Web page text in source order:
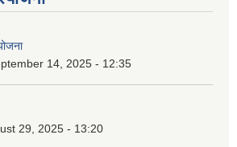
14, 2025 - 12:35
29, 2025 - 13:20